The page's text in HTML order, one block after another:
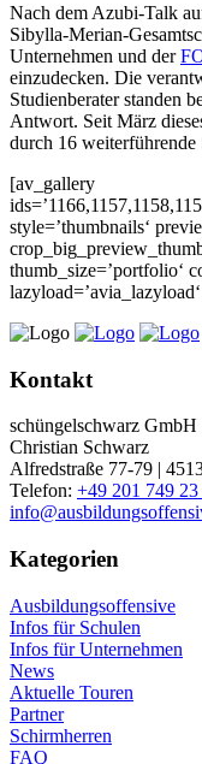
Nach dem Azubi-Talk
Sibylla-Merian-
Unternehmen und der
einzudecken. Die
Studienberater standen
Antwort. Seit März
durch 16 weiterführende
[av_gallery
style=’thumbnails‘
thumb_size=’portfolio‘
Kontakt
schüngelschwarz GmbH
Christian Schwarz
Alfredstraße 77-79 |
Telefon: +49 201 749 23
Kategorien
Ausbildungsoffensive
Infos für Schulen
Infos für Unternehmen
News
Aktuelle Touren
Partner
Schirmherren
FAQ